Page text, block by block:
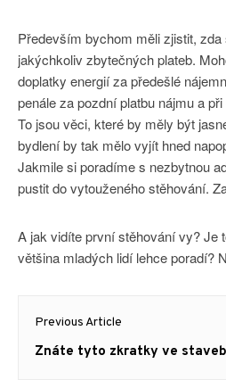
Především bychom měli zjistit,
jakýchkoliv zbytečných plateb.
doplatky energií za předešlé
penále za pozdní platbu nájmu a
To jsou věci, které by měly být
bydlení by tak mělo vyjít hned
Jakmile si poradíme s nezbytnou
pustit do vytouženého stěhování.
A jak vidíte první stěhování vy? Je
většina mladých lidí lehce poradí?
pro
příspěvek
Previous Article
Previous
Znáte tyto zkratky ve